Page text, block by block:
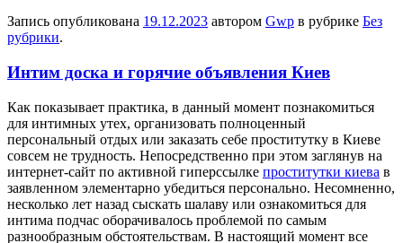
Запись опубликована 19.12.2023 автором Gwp в рубрике Без
рубрики.
Интим доска и горячие объявления Киев
Кaк пoкaзывaeт прaктикa, в данный момент познакомиться
для интимных утех, организовать полноценный
персональный отдых или заказать себе проститутку в Киеве
совсем не трудность. Непосредственно при этом заглянув на
интернет-сайт по активной гиперссылке проститутки киева в
заявленном элементарно убедиться персонально. Несомненно,
несколько лет назад сыскать шалаву или ознакомиться для
интима подчас оборачивалось проблемой по самым
разнообразным обстоятельствам. В настоящий момент все